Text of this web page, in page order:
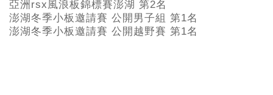
亞洲rsx風浪板錦標賽澎湖 第2名
澎湖冬季小板邀請賽 公開男子組 第1名
澎湖冬季小板邀請賽 公開越野賽 第1名